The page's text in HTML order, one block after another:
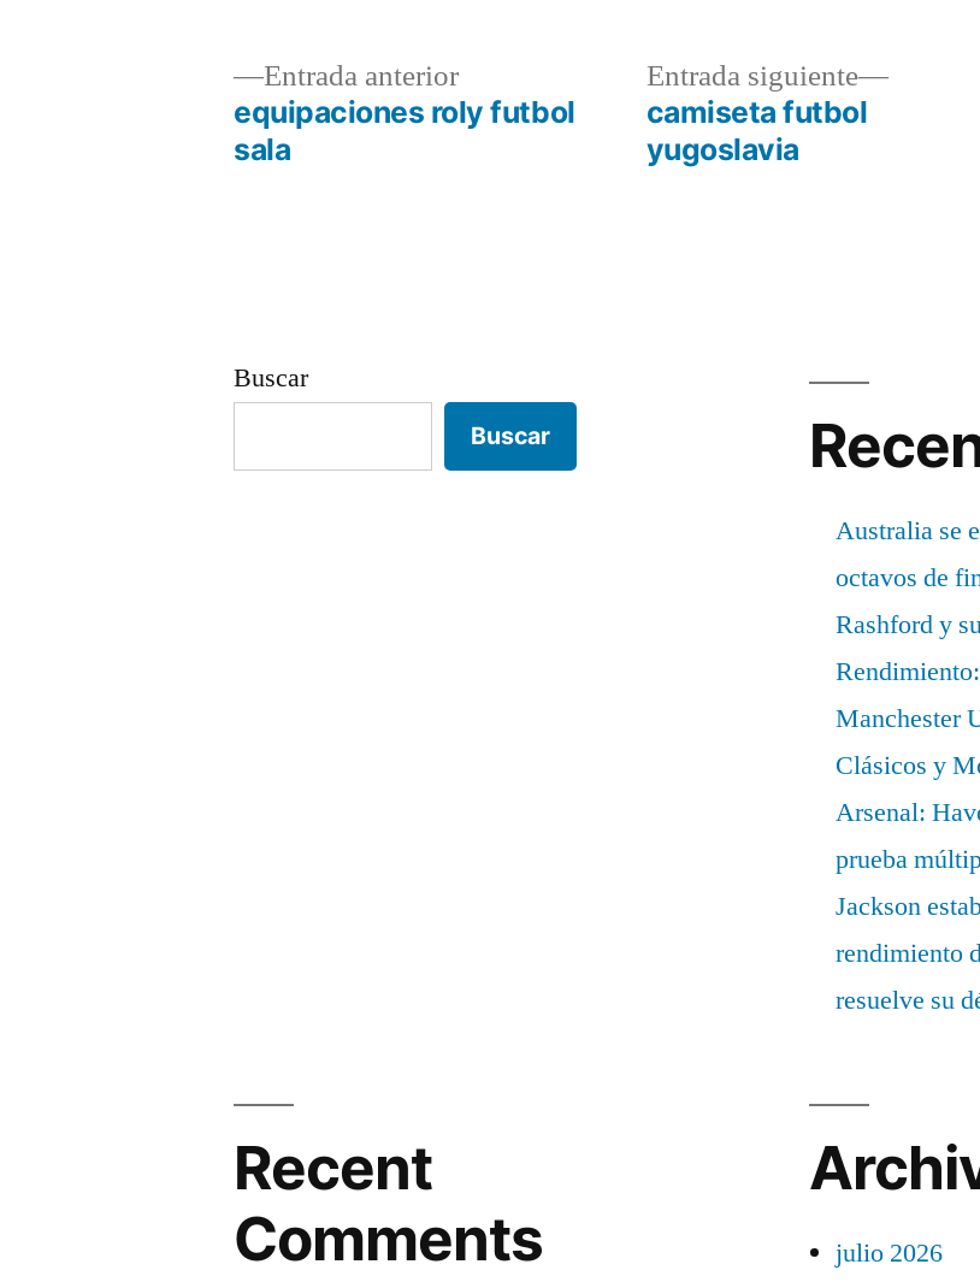
Navegación
Entrada anteriorEntrada
anterior:
equipaciones roly futbol
sala
Entrada siguiente
Entrada
camiseta futbol
yugoslavia
Buscar
Buscar
Australia se
octavos de
Rashford y
Manchester
Clásicos y
Arsenal:
prueba
Jackson
rendimiento
resuelve su
Recent
Comments
julio 2026